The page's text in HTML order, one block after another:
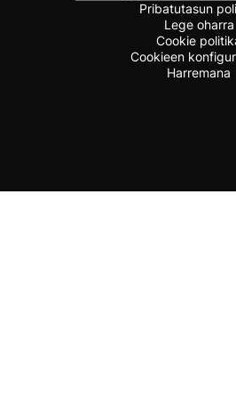
Pribatutasun
Lege oharra
Cookie
Cookieen
Harremana